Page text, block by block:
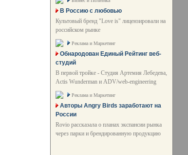
В Россию с любовью
Культовый бренд "Love is" лицензировали на
российском рынке
Реклама и Маркетинг
Обнародован Единый Рейтинг веб-
студий
В первой тройке - Студия Артемия Лебедева,
Actis Wunderman и ADV/web-engineering
Реклама и Маркетинг
Авторы Angry Birds заработают на
России
Rovio рассказала о планах экспансии рынка
через парки и брендированную продукцию